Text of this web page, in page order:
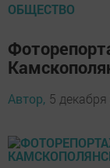
ОБЩЕСТВО
Автор, 5 декабря